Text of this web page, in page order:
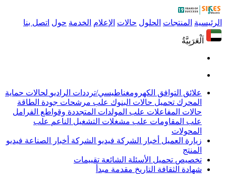
الرئيسية المنتجات الحلول حالات الإعلام الخدمة حول اتصل بنا
اَلْعَرَبِيَّةُ
علائق التوافق الكهرومغناطيسي/ترددات الراديو لحالات حماية
المحرك تحميل حالات البنوك علب مرشحات جودة الطاقة
حالات المفاعلات علب المولدات المتجددة وقواطع الفرامل
علب المقاومات علب مشغلات التشغيل الناعم علب
المحولات
زيارة العميل أخبار الشركة فيديو الشركة أخبار الصناعة فيديو
المنتج
تخصيص تحميل الأسئلة الشائعة تقييمات
شهادة الثقافة التاريخ مقدمة مبدأ